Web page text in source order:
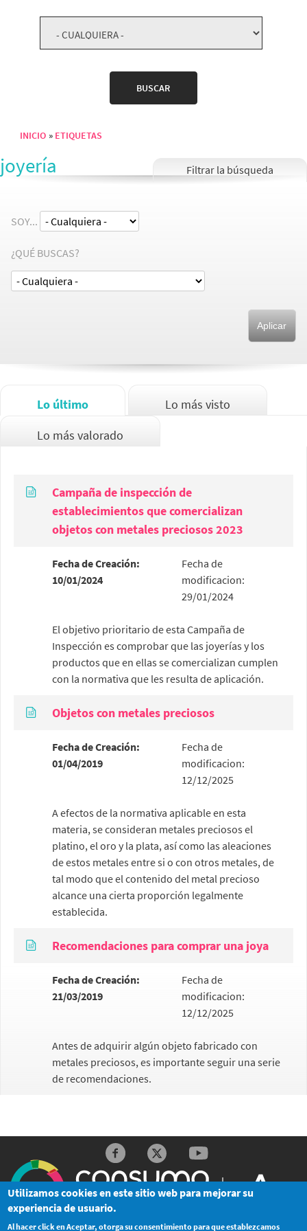
Sobrescribir enlaces de ayuda a la navegación
INICIO ETIQUETAS
joyería
SOY...
¿QUÉ BUSCAS?
Lo último Lo más visto
Lo más valorado
Campaña de inspección de
establecimientos que comercializan
objetos con metales preciosos 2023
Fecha de Creación:
10/01/2024
Fecha de
modificacion:
29/01/2024
El objetivo prioritario de esta Campaña de
Inspección es comprobar que las joyerías y los
productos que en ellas se comercializan cumplen
con la normativa que les resulta de aplicación.
Objetos con metales preciosos
Fecha de Creación:
01/04/2019
Fecha de
modificacion:
12/12/2025
A efectos de la normativa aplicable en esta
materia, se consideran metales preciosos el
platino, el oro y la plata, así como las aleaciones
de estos metales entre si o con otros metales, de
tal modo que el contenido del metal precioso
alcance una cierta proporción legalmente
establecida.
Recomendaciones para comprar una joya
Fecha de Creación:
21/03/2019
Fecha de
modificacion:
12/12/2025
Antes de adquirir algún objeto fabricado con
metales preciosos, es importante seguir una serie
de recomendaciones.
Redes sociales y Feeds
Utilizamos cookies en este sitio web para mejorar su
experiencia de usuario.
Al hacer click en Aceptar, otorga su consentimiento para que establezcamos